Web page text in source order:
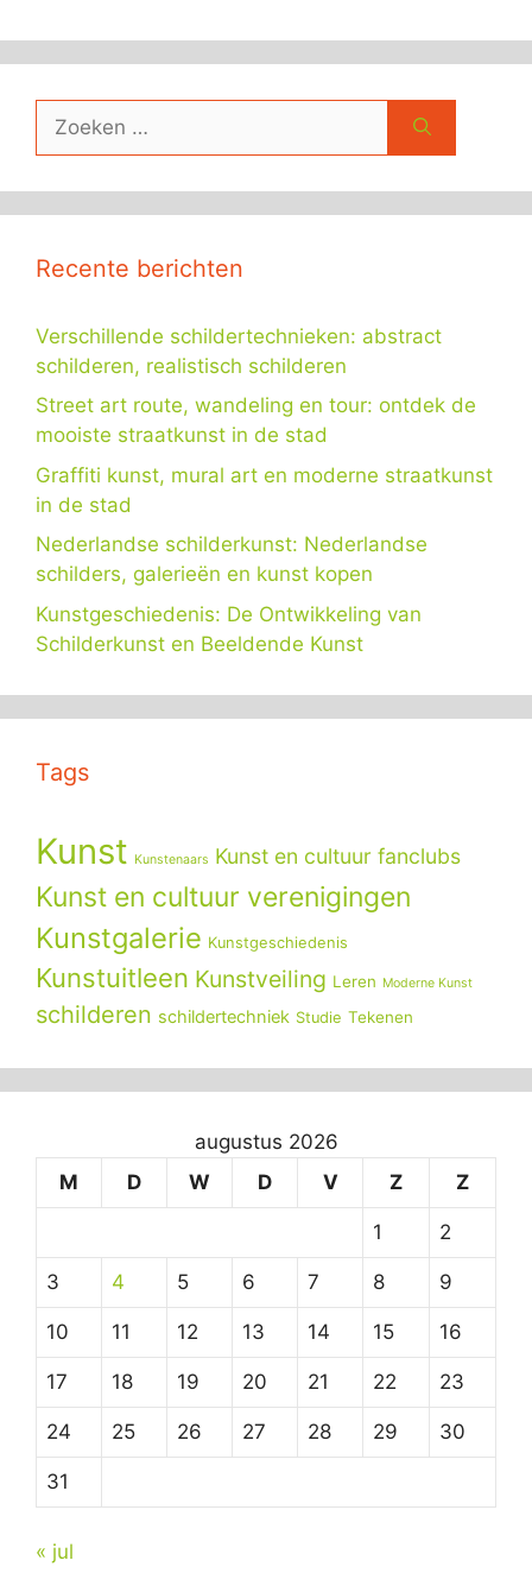
naar:
Recente berichten
Verschillende schildertechnieken: abstract
schilderen, realistisch schilderen
Street art route, wandeling en tour: ontdek de
mooiste straatkunst in de stad
Graffiti kunst, mural art en moderne straatkunst
in de stad
Nederlandse schilderkunst: Nederlandse
schilders, galerieën en kunst kopen
Kunstgeschiedenis: De Ontwikkeling van
Schilderkunst en Beeldende Kunst
Tags
Kunst Kunstenaars Kunst en cultuur fanclubs
Kunst en cultuur verenigingen
Kunstgalerie Kunstgeschiedenis
Kunstuitleen Kunstveiling Leren Moderne Kunst
schilderen schildertechniek Studie Tekenen
augustus 2026
M
D W D V Z Z
1 2
3 4 5 6 7 8 9
10 11 12 13 14 15 16
17 18 19 20 21 22 23
24 25 26 27 28 29 30
31
« jul